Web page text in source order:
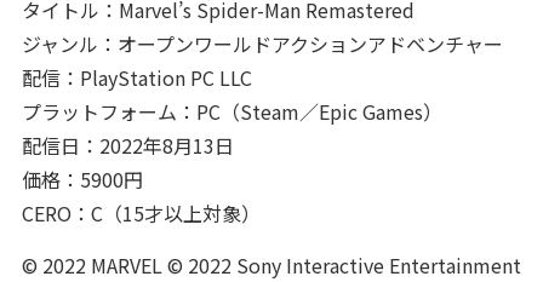
タイトル：Marvel’s Spider-Man Remastered
ジャンル：オープンワールドアクションアドベンチャー
配信：PlayStation PC LLC
プラットフォーム：PC（Steam／Epic Games）
配信日：2022年8月13日
価格：5900円
CERO：C（15才以上対象）
© 2022 MARVEL © 2022 Sony Interactive Entertainment